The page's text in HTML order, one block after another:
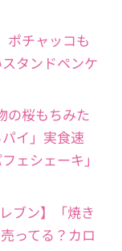
ポチャッコも
タンドペンケ
の桜もちみた
イ」実食速
ェシェーキ」
ブン】「焼き
ってる？カロ